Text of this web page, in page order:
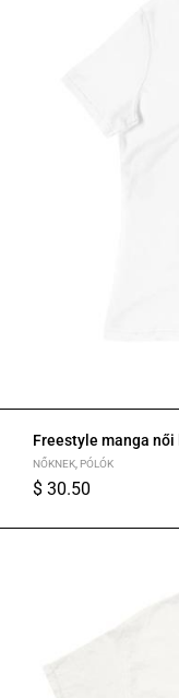
Freestyle manga
NŐKNEK PÓLÓK
$ 30.50